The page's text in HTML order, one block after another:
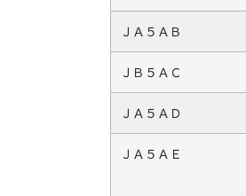
ＪＡ５ＡＢ
ＪＢ５ＡＣ
ＪＡ５ＡＤ
ＪＡ５ＡＥ